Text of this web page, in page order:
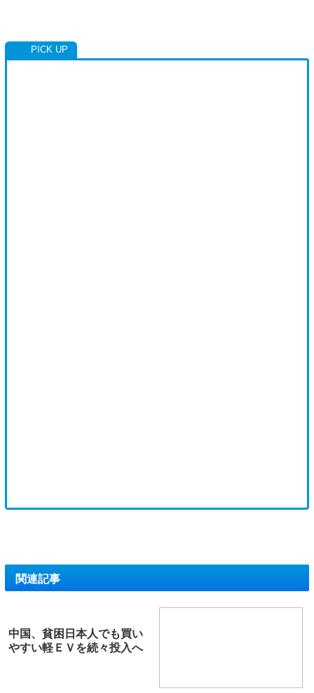
関連記事
中国、貧困日本人でも買い
やすい軽ＥＶを続々投入へ